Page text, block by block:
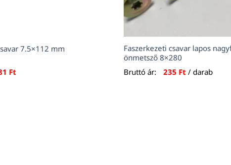
7.5×112 mm
Ft
Faszerkezeti csavar lapos
önmetsző 8×280
Bruttó ár:
235 Ft / darab